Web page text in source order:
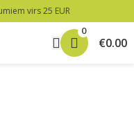
virs 25 EUR
0
€0.00